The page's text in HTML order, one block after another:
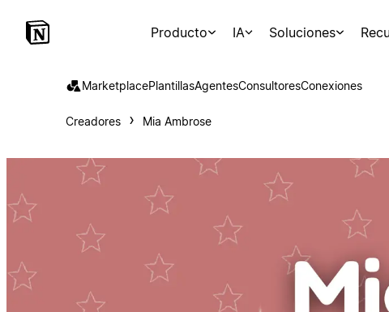
Producto IA Soluciones
MarketplacePlantillasAgentesConsultoresConexiones
Creadores Mia Ambrose